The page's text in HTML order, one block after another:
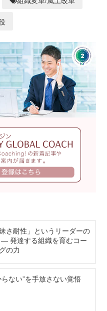
昧さ耐性」というリーダーの
発達する組織を育むコー
の力
らない”を手放さない覚悟